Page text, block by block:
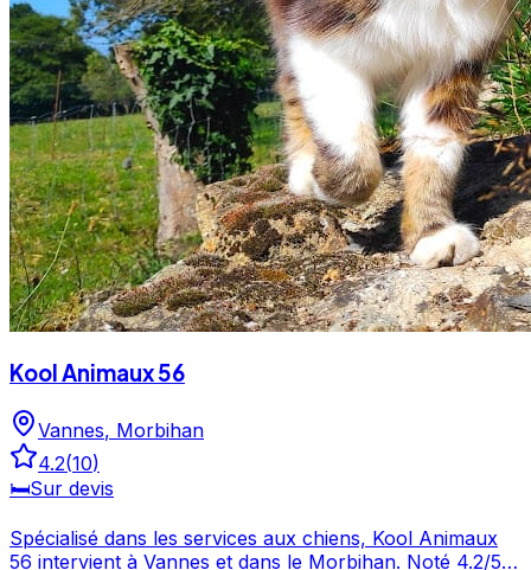
Kool Animaux 56
Vannes, Morbihan
4.2(10)
🛏️Sur devis
Spécialisé dans les services aux chiens, Kool Animaux
56 intervient à Vannes et dans le Morbihan. Noté 4.2/5